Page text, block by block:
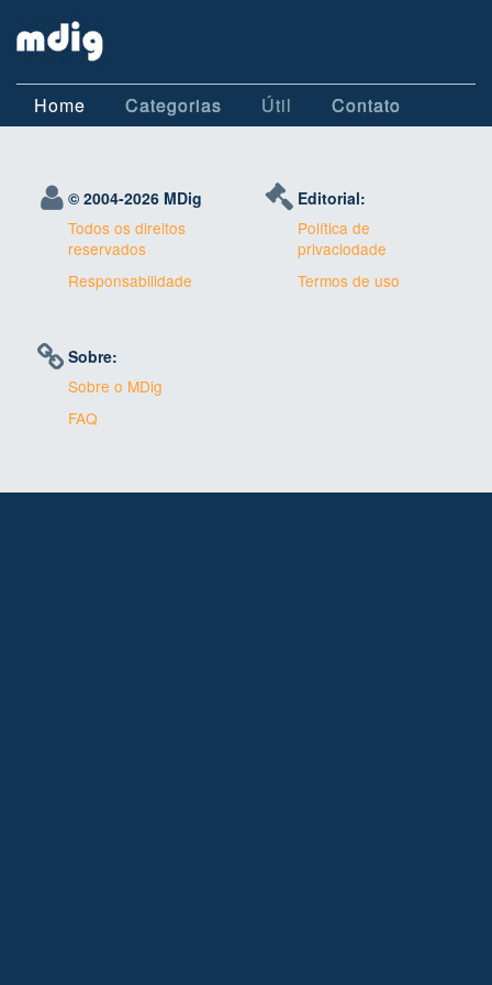
Home Categorias Útil Contato
© 2004-2026 MDig
Todos os direitos
reservados
Responsabilidade
Editorial:
Política de
privaciodade
Termos de uso
Sobre:
Sobre o MDig
FAQ